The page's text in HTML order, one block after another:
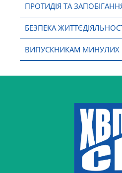
ПРОТИДІЯ ТА
БЕЗПЕКА
ВИПУСКНИКАМ МИНУЛИХ